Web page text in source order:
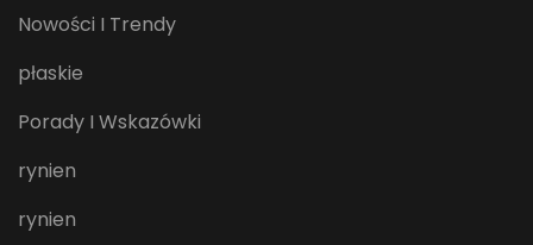
Nowości I Trendy
płaskie
Porady I Wskazówki
rynien
rynien